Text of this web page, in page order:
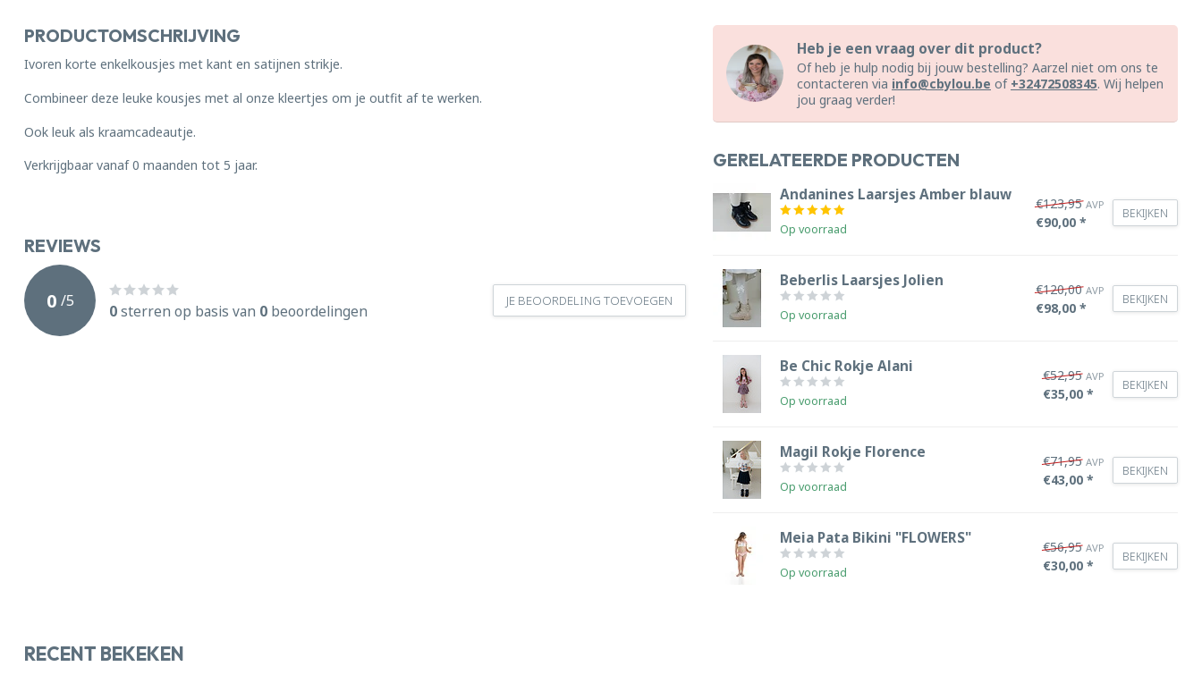
PRODUCTOMSCHRIJVING
Ivoren korte enkelkousjes met kant en satijnen strikje.
Combineer deze leuke kousjes met al onze kleertjes om je outfit af te werken.
Ook leuk als kraamcadeautje.
Verkrijgbaar vanaf 0 maanden tot 5 jaar.
REVIEWS
0 /5
0sterren op basis van 0 beoordelingen
JE BEOORDELING TOEVOEGEN
Heb je een vraag over dit product?
Of heb je hulp nodig bij jouw bestelling? Aarzel niet om ons te
contacteren via info@cbylou.be of +32472508345. Wij helpen
jou graag verder!
GERELATEERDE PRODUCTEN
Andanines Laarsjes Amber blauw
Op voorraad
€123,95 AVP
€90,00 *
BEKIJKEN
Beberlis Laarsjes Jolien
Op voorraad
€120,00 AVP
€98,00 *
BEKIJKEN
Be Chic Rokje Alani
Op voorraad
€52,95 AVP
€35,00 *
BEKIJKEN
Magil Rokje Florence
Op voorraad
€71,95 AVP
€43,00 *
BEKIJKEN
Meia Pata Bikini "FLOWERS"
Op voorraad
€56,95 AVP
€30,00 *
BEKIJKEN
RECENT BEKEKEN